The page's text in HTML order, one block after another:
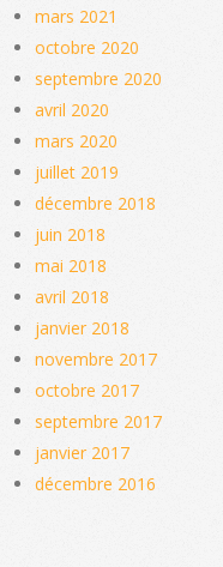
mars 2021
octobre 2020
septembre 2020
avril 2020
mars 2020
juillet 2019
décembre 2018
juin 2018
mai 2018
avril 2018
janvier 2018
novembre 2017
octobre 2017
septembre 2017
janvier 2017
décembre 2016